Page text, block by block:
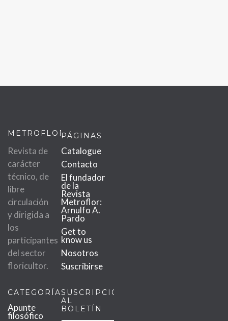
METROFLOR
Revista de
carácter
técnico, de
libre
circulación
y dirigida a
los
participantes
del sector
floricultor.
PÁGINAS
Catalogue
Contacto
El fundador
de la
Revista
Metroflor:
Arnulfo A.
Pardo
Get to
know us
Nosotros
Suscribirse
CATEGORÍAS
Apunte
filosófico
SUSCRIPCIÓN
AL
BOLETÍN